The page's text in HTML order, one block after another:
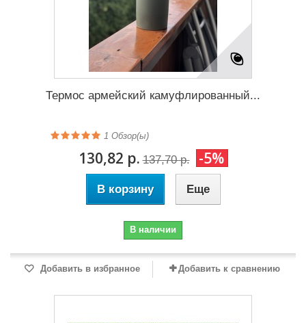
Термос армейский камуфлированный...
1 Обзор(ы)
130,82 р. 137,70 р. -5%
В корзину Еще
В наличии
Добавить в избранное Добавить к сравнению